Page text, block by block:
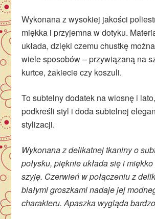
Wykonana z wysokiej jakości
miękka i przyjemna w dotyku.
układa, dzięki czemu chustkę
wiele sposobów – przywiązaną na
kurtce, żakiecie czy koszuli.
To subtelny dodatek na wiosnę i
podkreśli styl i doda subtelnej
stylizacji.
Wykonana z delikatnej tkaniny o
połysku, pięknie układa się i
szyję. Czerwień w połączeniu z
białymi groszkami nadaje jej
charakteru. Apaszka wygląda